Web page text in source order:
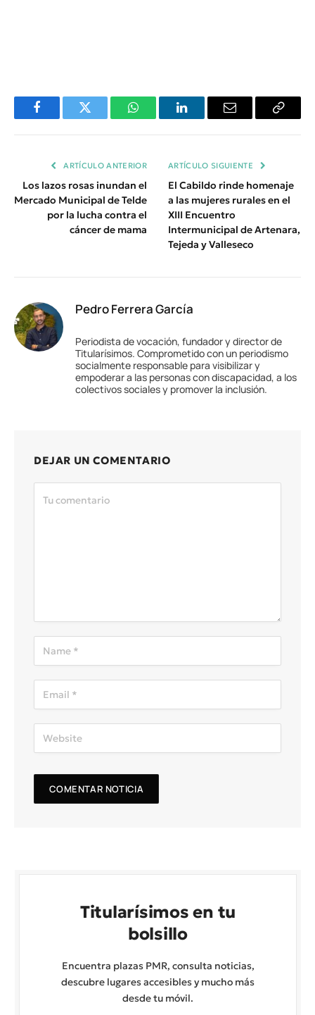
FacebookTwitter WhatsAppLinkedInEmail
Copiar
ARTÍCULO ANTERIOR
Los lazos rosas inundan el
Mercado Municipal de Telde
por la lucha contra el
cáncer de mama
ARTÍCULO SIGUIENTE
El Cabildo rinde homenaje
a las mujeres rurales en el
XIII Encuentro
Intermunicipal de Artenara,
Tejeda y Valleseco
Pedro Ferrera García
Periodista de vocación, fundador y director de
Titularísimos. Comprometido con un periodismo
socialmente responsable para visibilizar y
empoderar a las personas con discapacidad, a los
colectivos sociales y promover la inclusión.
DEJAR UN COMENTARIO
Titularísimos en tu
bolsillo
Encuentra plazas PMR, consulta noticias,
descubre lugares accesibles y mucho más
desde tu móvil.